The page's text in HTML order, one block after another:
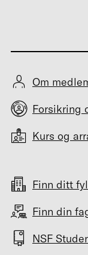
Om
Forsikring
Kurs og
Finn ditt
Finn din
NSF